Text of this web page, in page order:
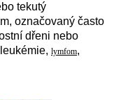
tekutý
označovaný často
dřeni nebo
lymfom,